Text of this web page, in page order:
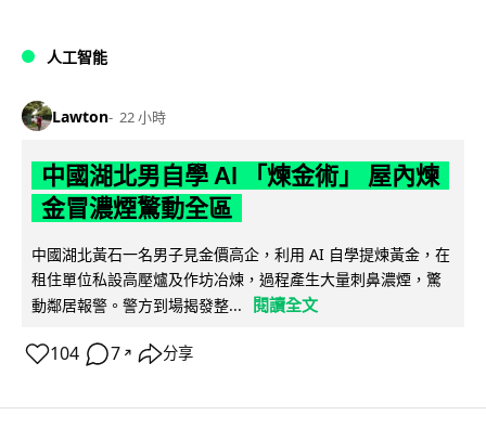
人工智能
Lawton 22 小時
中國湖北男自學 AI 「煉金術」 屋內煉
金冒濃煙驚動全區
中國湖北黃石一名男子見金價高企，利用 AI 自學提煉黃金，在
租住單位私設高壓爐及作坊冶煉，過程產生大量刺鼻濃煙，驚
動鄰居報警。警方到場揭發整...
閱讀全文
104 7 ↗ 分享